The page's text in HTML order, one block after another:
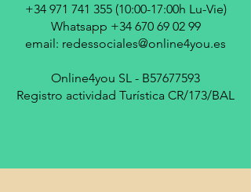
+34 971 741 355 (10:00-17:00h Lu-Vie)
Whatsapp +34 670 69 02 99
email: redessociales@online4you.es
Online4you SL - B57677593
Registro actividad Turística CR/173/BAL